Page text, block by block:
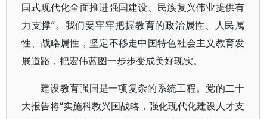
国式现代化全面推进强国建设、民族复兴伟业提供有
力支撑”。我们要牢牢把握教育的政治属性、人民属
性、战略属性，坚定不移走中国特色社会主义教育发
展道路，把宏伟蓝图一步步变成美好现实。
建设教育强国是一项复杂的系统工程。党的二十
大报告将“实施科教兴国战略，强化现代化建设人才支